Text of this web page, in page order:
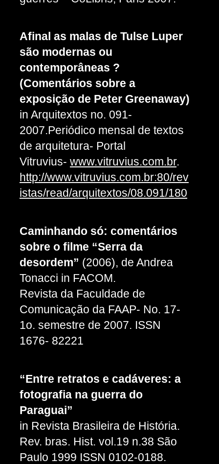
Afinal as malas de Tulse Luper
são modernas ou
contemporâneas ?
(Comentários sobre a
exposição de Peter Greenaway)
in Arquitextos no. 091-
2007.Periódico mensal de textos
de arquitetura- Portal
Vitruvius- www.vitruvius.com.br.
http://www.vitruvius.com.br:80/rev
istas/read/arquitextos/08.091/180
Caminhando só: comentários
sobre o filme “Serra da
desordem” (2006), de Andrea
Tonacci in FACOM.
Revista da Faculdade de
Comunicação da FAAP- No. 17-
1o. semestre de 2007. ISSN
1676- 82221
“Entre retratos e cadáveres: a
fotografia na guerra do
Paraguai”
in Revista Brasileira de História.
Rev. bras. Hist. vol.19 n.38 São
Paulo 1999 ISSN 0102-0188.